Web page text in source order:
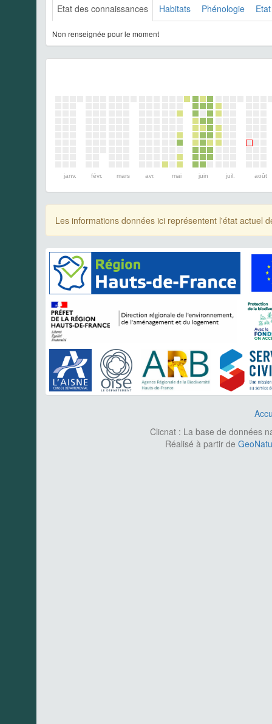
Etat des connaissances Habitats Phénologie
Non renseignée pour le moment
janv. févr. mars avr. mai juin juil. août
Les informations données ici représentent l'état actuel
Clicnat : La base de données
Réalisé à partir de